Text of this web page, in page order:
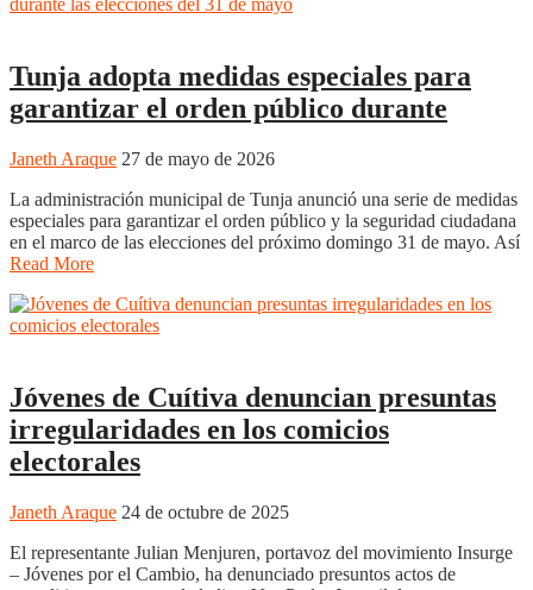
Tunja adopta medidas especiales para
garantizar el orden público durante
Janeth Araque 27 de mayo de 2026
La administración municipal de Tunja anunció una serie de medidas
especiales para garantizar el orden público y la seguridad ciudadana
en el marco de las elecciones del próximo domingo 31 de mayo. Así
Read More
Jóvenes de Cuítiva denuncian presuntas
irregularidades en los comicios
electorales
Janeth Araque 24 de octubre de 2025
El representante Julian Menjuren, portavoz del movimiento Insurge
– Jóvenes por el Cambio, ha denunciado presuntos actos de